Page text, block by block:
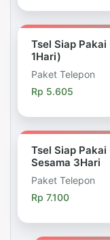
Tsel Siap
1Hari)
Paket Telepon
Rp 5.605
Tsel Siap
Sesama 3Hari
Paket Telepon
Rp 7.100